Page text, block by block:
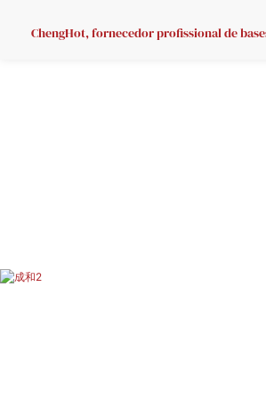
ChengHot, fornecedor profissional de